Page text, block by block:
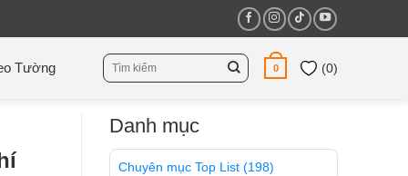
Tường
Tìm
kiếm:
0 (0)
Danh mục
Chuyên mục Top List (198)